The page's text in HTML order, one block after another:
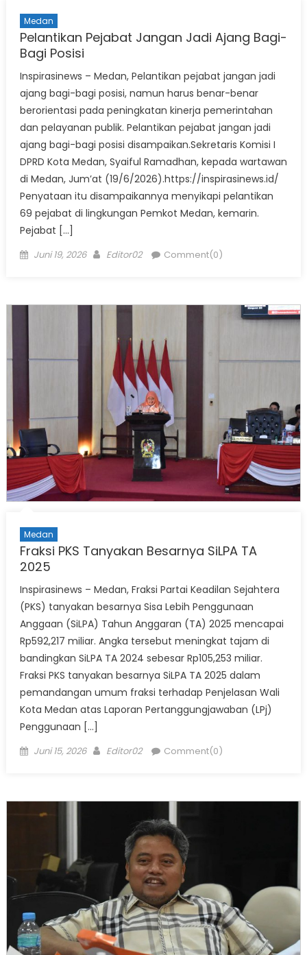
Medan
Pelantikan Pejabat Jangan Jadi Ajang Bagi-
Bagi Posisi
Inspirasinews – Medan, Pelantikan pejabat jangan jadi
ajang bagi-bagi posisi, namun harus benar-benar
berorientasi pada peningkatan kinerja pemerintahan
dan pelayanan publik. Pelantikan pejabat jangan jadi
ajang bagi-bagi posisi disampaikan.Sekretaris Komisi I
DPRD Kota Medan, Syaiful Ramadhan, kepada wartawan
di Medan, Jum’at (19/6/2026).https://inspirasinews.id/
Penyataan itu disampaikannya menyikapi pelantikan
69 pejabat di lingkungan Pemkot Medan, kemarin.
Pejabat […]
Posted
Juni 19, 2026 Author
Editor02 Comment(0)
Medan
Fraksi PKS Tanyakan Besarnya SiLPA TA
2025
Inspirasinews – Medan, Fraksi Partai Keadilan Sejahtera
(PKS) tanyakan besarnya Sisa Lebih Penggunaan
Anggaan (SiLPA) Tahun Anggaran (TA) 2025 mencapai
Rp592,217 miliar. Angka tersebut meningkat tajam di
bandingkan SiLPA TA 2024 sebesar Rp105,253 miliar.
Fraksi PKS tanyakan besarnya SiLPA TA 2025 dalam
pemandangan umum fraksi terhadap Penjelasan Wali
Kota Medan atas Laporan Pertanggungjawaban (LPj)
Penggunaan […]
Posted
Juni 15, 2026 Author
Editor02 Comment(0)